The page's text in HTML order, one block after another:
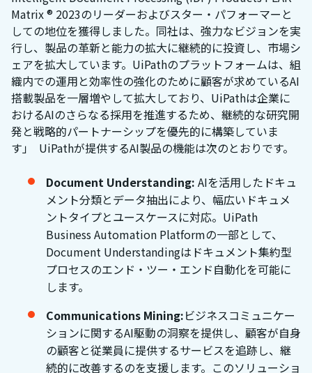
Matrix ® 2023のリーダーおよびスター・パフォーマーと
しての地位を獲得しました。同社は、強力なビジョンを実
行し、製品の革新と能力の拡大に継続的に投資し、市場シ
ェアを拡大しています。UiPathのプラットフォームは、組
織内での運用と効率性の強化のために顧客が求めているAI
搭載製品を一層増やして拡大しており、UiPathは企業に
おけるAIのさらなる採用を推進するため、継続的な研究開
発と戦略的パートナーシップを優先的に構築していま
す」 UiPathが提供するAI製品の機能は次のとおりです。
Document Understanding: AIを活用したドキュ
メント分類とデータ抽出により、幅広いドキュメ
ントタイプとユースケースに対応。UiPath
Business Automation Platformの一部として、
Document Understandingはドキュメント集約型
プロセスのエンド・ツー・エンド自動化を可能に
します。
Communications Mining:ビジネスコミュニケー
ションに関するAI駆動の洞察を提供し、顧客が自身
の顧客と従業員に提供するサービスを追跡し、継
続的に改善するのを支援します。このソリューショ